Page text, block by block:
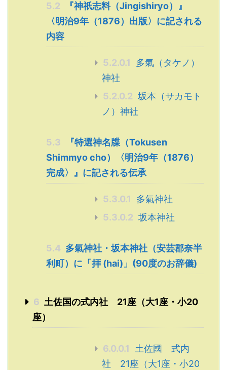
5.2
『神祇志料（Jingishiryo）』
〈明治9年（1876）出版〉に記される
内容
5.2.0.1
多氣（タケノ）
神社
5.2.0.2 坂本（サカモト
ノ）神社
5.3
『特選神名牒（Tokusen
Shimmyo cho）〈明治9年（1876）
完成〉』に記される伝承
5.3.0.1
多氣神社
5.3.0.2 坂本神社
5.4 多氣神社・坂本神社（安芸郡奈半
利町）に「拝 (hai)」(90度のお辞儀)
6 土佐国の式内社 21座（大1座・小20
座）
6.0.0.1
土佐國 式内
社 21座（大1座・小20